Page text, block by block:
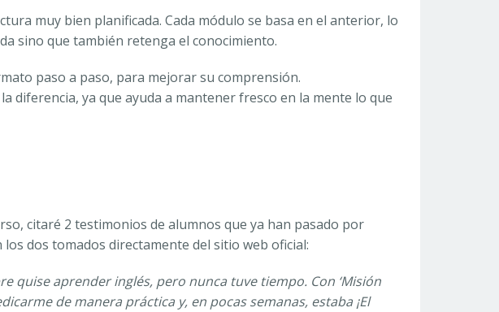
muy bien planificada. Cada módulo se basa en el anterior, lo
sino que también retenga el conocimiento.
paso a paso, para mejorar su comprensión.
diferencia, ya que ayuda a mantener fresco en la mente lo que
citaré 2 testimonios de alumnos que ya han pasado por
los dos tomados directamente del sitio web oficial:
quise aprender inglés, pero nunca tuve tiempo. Con ‘Misión
de manera práctica y, en pocas semanas, estaba ¡El